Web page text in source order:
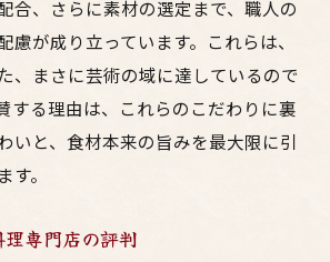
合、さらに素材の選定まで、職人の
慮が成り立っています。これらは、
、まさに芸術の域に達しているので
する理由は、これらのこだわりに裏
いと、食材本来の旨みを最大限に引
。
専門店の評判